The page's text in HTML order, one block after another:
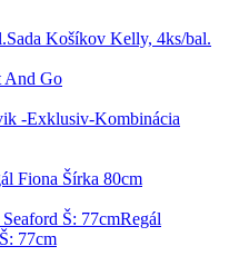
Sada Košíkov Kelly, 4ks/bal.
And Go
Kombinácia
Fiona Šírka 80cm
Regál
77cm